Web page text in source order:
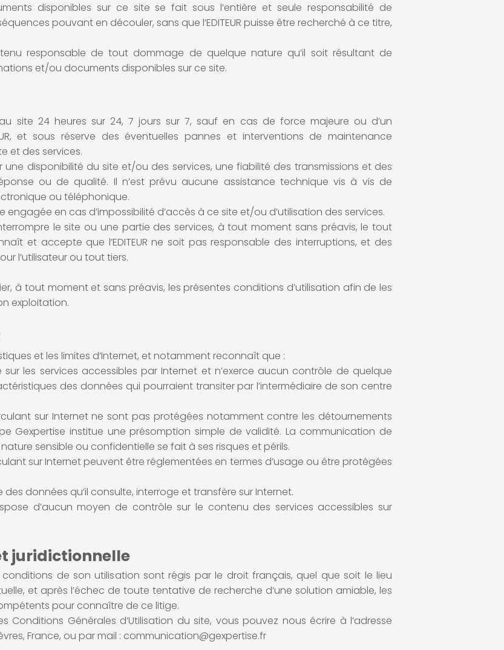
disponibles sur ce site se fait sous l’entière et seule responsabilité de
pouvant en découler, sans que l’EDITEUR puisse être recherché à ce titre,
tenu responsable de tout dommage de quelque nature qu’il soit résultant de
et/ou documents disponibles sur ce site.
au site 24 heures sur 24, 7 jours sur 7, sauf en cas de force majeure ou d’un
et sous réserve des éventuelles pannes et interventions de maintenance
et des services.
une disponibilité du site et/ou des services, une fiabilité des transmissions et des
ou de qualité. Il n’est prévu aucune assistance technique vis à vis de
ou téléphonique.
engagée en cas d’impossibilité d’accès à ce site et/ou d’utilisation des services.
interrompre le site ou une partie des services, à tout moment sans préavis, le tout
et accepte que l’EDITEUR ne soit pas responsable des interruptions, et des
l’utilisateur ou tout tiers.
à tout moment et sans préavis, les présentes conditions d’utilisation afin de les
exploitation.
et les limites d’Internet, et notamment reconnaît que :
sur les services accessibles par Internet et n’exerce aucun contrôle de quelque
des données qui pourraient transiter par l’intermédiaire de son centre
sur Internet ne sont pas protégées notamment contre les détournements
Gexpertise institue une présomption simple de validité. La communication de
sensible ou confidentielle se fait à ses risques et périls.
sur Internet peuvent être réglementées en termes d’usage ou être protégées
des données qu’il consulte, interroge et transfère sur Internet.
d’aucun moyen de contrôle sur le contenu des services accessibles sur
juridictionnelle
de son utilisation sont régis par le droit français, quel que soit le lieu
et après l’échec de toute tentative de recherche d’une solution amiable, les
pour connaître de ce litige.
Générales d’Utilisation du site, vous pouvez nous écrire à l’adresse
France, ou par mail : communication@gexpertise.fr